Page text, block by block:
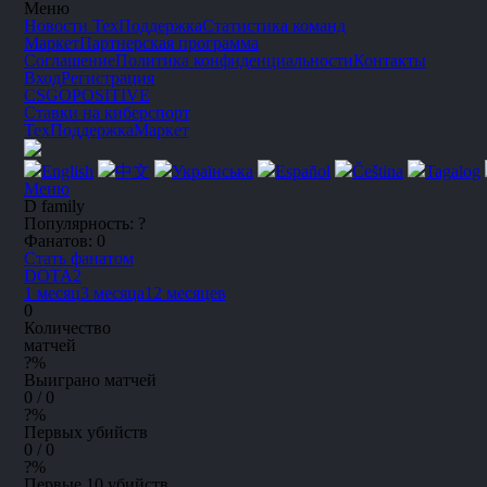
Меню
Новости ТехПоддержкаСтатистика команд
МаркетПартнерская программа
СоглашениеПолитика конфиденциальностиКонтакты
ВходРегистрация
CSGOPOSITIVE
Ставки на киберспорт
ТехПоддержкаМаркет
English 中文 Українська Español Čeština Tagalog
Меню
D family
Популярность: ?
Фанатов: 0
Стать фанатом
DOTA2
1 месяц3 месяца12 месяцев
0
Количество
матчей
?%
Выиграно матчей
0 / 0
?%
Первых убийств
0 / 0
?%